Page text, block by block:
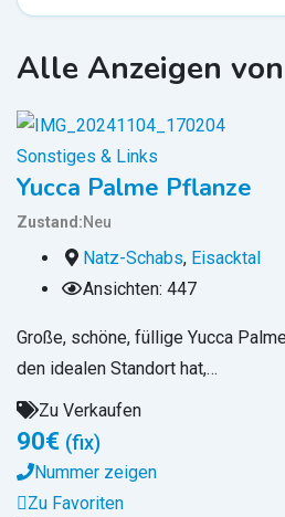
Alle Anzeigen
Sonstiges & Links
Yucca Palme Pflanze
Zustand Neu
Natz-Schabs, Eisacktal
Ansichten: 447
Große, schöne, füllige Yucca
den idealen Standort hat,…
Zu Verkaufen
90€ (fix)
Nummer zeigen
Zu Favoriten